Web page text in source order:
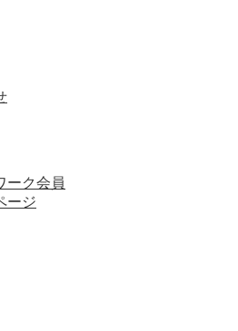
ーク会員
ージ